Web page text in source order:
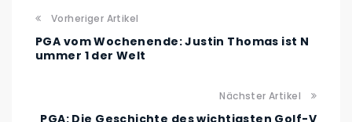
Vorheriger Artikel
PGA vom Wochenende: Justin Thomas ist N
ummer 1 der Welt
Nächster Artikel
PGA: Die Geschichte des wichtigsten Golf-V